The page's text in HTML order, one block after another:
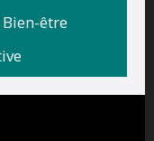
être